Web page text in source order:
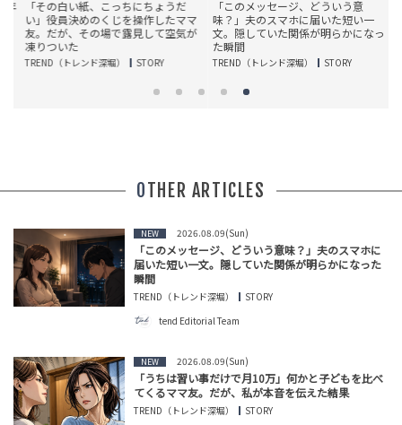
「その白い紙、こっちにちょうだ
い」役員決めのくじを操作したママ
友。だが、その場で露見して空気が
凍りついた
TREND（トレンド深堀） STORY
「このメッセージ、どういう意
味？」夫のスマホに届いた短い一
文。隠していた関係が明らかになっ
た瞬間
TREND（トレンド深堀） STORY
OTHER ARTICLES
NEW 2026.08.09(Sun)
「このメッセージ、どういう意味？」夫のスマホに
届いた短い一文。隠していた関係が明らかになった
瞬間
TREND（トレンド深堀）
STORY
tend Editorial Team
NEW 2026.08.09(Sun)
「うちは習い事だけで月10万」何かと子どもを比べ
てくるママ友。だが、私が本音を伝えた結果
TREND（トレンド深堀）
STORY